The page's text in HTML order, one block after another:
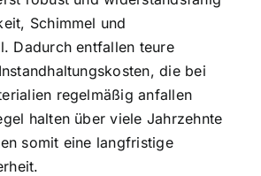
Schimmel und
Dadurch entfallen teure
die bei
regelmäßig anfallen
halten über viele Jahrzehnte
somit eine langfristige